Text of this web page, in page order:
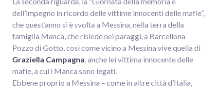
dell’impegno in ricordo delle vittime innocenti delle mafie”,
che quest’anno si è svolta a Messina, nella terra della
famiglia Manca, che risiede nei paraggi, a Barcellona
Pozzo di Gotto, così come vicino a Messina vive quella di
Graziella Campagna, anche lei vittima innocente delle
mafie, a cui i Manca sono legati.
Ebbene proprio a Messina – come in altre città d’Italia,